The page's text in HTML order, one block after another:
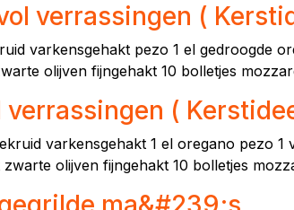
verrassingen (
varkensgehakt pezo 1 el gedroogde
olijven fijngehakt 10 bolletjes
(
varkensgehakt 1 el oregano pezo
olijven fijngehakt 10 bolletjes